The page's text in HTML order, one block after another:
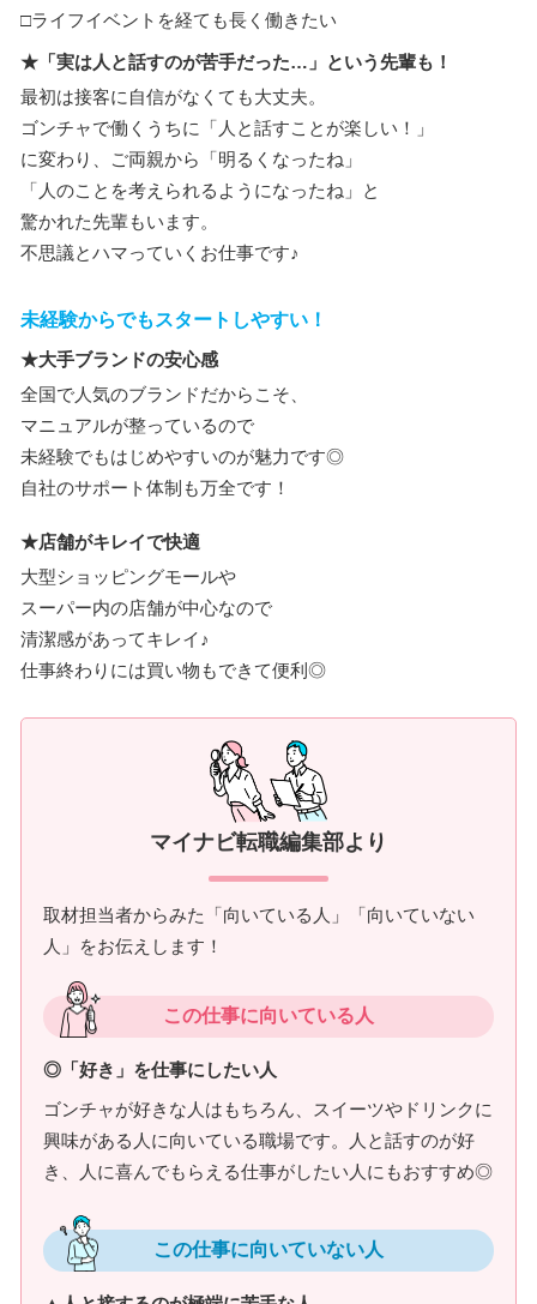
□ライフイベントを経ても長く働きたい
★「実は人と話すのが苦手だった…」という先輩も！
最初は接客に自信がなくても大丈夫。
ゴンチャで働くうちに「人と話すことが楽しい！」
に変わり、ご両親から「明るくなったね」
「人のことを考えられるようになったね」と
驚かれた先輩もいます。
不思議とハマっていくお仕事です♪
未経験からでもスタートしやすい！
★大手ブランドの安心感
全国で人気のブランドだからこそ、
マニュアルが整っているので
未経験でもはじめやすいのが魅力です◎
自社のサポート体制も万全です！
★店舗がキレイで快適
大型ショッピングモールや
スーパー内の店舗が中心なので
清潔感があってキレイ♪
仕事終わりには買い物もできて便利◎
マイナビ転職編集部より
取材担当者からみた「向いている人」「向いていない
人」をお伝えします！
この仕事に向いている人
◎「好き」を仕事にしたい人
ゴンチャが好きな人はもちろん、スイーツやドリンクに
興味がある人に向いている職場です。人と話すのが好
き、人に喜んでもらえる仕事がしたい人にもおすすめ◎
この仕事に向いていない人